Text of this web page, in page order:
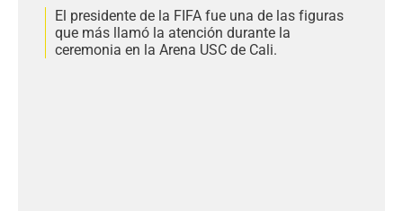
El presidente de la FIFA fue una de las figuras
que más llamó la atención durante la
ceremonia en la Arena USC de Cali.